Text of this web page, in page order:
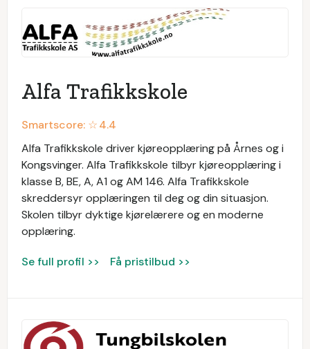
Alfa Trafikkskole
Smartscore: ☆4.4
Alfa Trafikkskole driver kjøreopplæring på Årnes og i
Kongsvinger. Alfa Trafikkskole tilbyr kjøreopplæring i
klasse B, BE, A, A1 og AM 146. Alfa Trafikkskole
skreddersyr opplæringen til deg og din situasjon.
Skolen tilbyr dyktige kjørelærere og en moderne
opplæring.
Se full profil >> Få pristilbud >>